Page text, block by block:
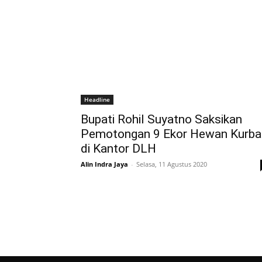
Headline
Bupati Rohil Suyatno Saksikan
Pemotongan 9 Ekor Hewan
di Kantor DLH
Alin Indra Jaya - Selasa, 11 Agustus 2020